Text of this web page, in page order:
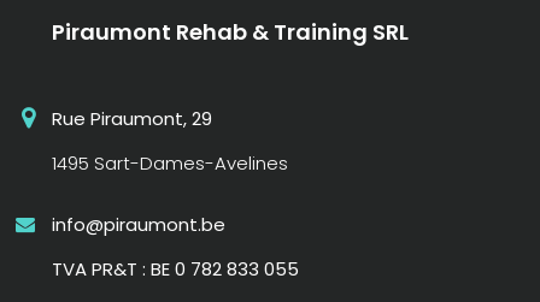
Piraumont Rehab & Training SRL
Rue Piraumont, 29
1495 Sart-Dames-Avelines
info@piraumont.be
TVA PR&T : BE 0 782 833 055